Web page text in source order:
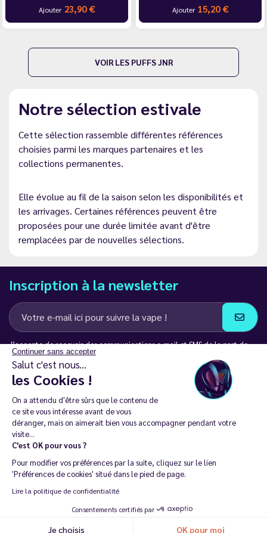
Continuer sans accepter
Salut c'est nous...
les Cookies !
On a attendu d'être sûrs que le contenu de
ce site vous intéresse avant de vous
déranger, mais on aimerait bien vous accompagner pendant votre
visite...
C'est OK pour vous ?
Pour modifier vos préférences par la suite, cliquez sur le lien
'Préférences de cookies' situé dans le pied de page.
Lire la politique de confidentialité
Consentements certifiés par
Je choisis OK pour moi
Ajouter 23,90 € Ajouter 15,20 €
VOIR LES PUFFS JNR
Notre sélection estivale
Cette sélection rassemble différentes références
choisies parmi les marques partenaires et les
collections permanentes.
Elle évolue au fil de la saison selon les disponibilités et
les arrivages. Certaines références peuvent être
proposées pour une durée limitée avant d'être
remplacées par de nouvelles sélections.
Inscription à la newsletter
J’accepte de recevoir des communications e-mail et SMS de la part de
LD Groupe
Restez en contact
La vente de cigarette électronique est interdite chez les moins de
18 ans. 🔞
Copyright © 2014 - 2026 Le Vapoteur Discount - Tous droits
Ne vapotez pas si vous ne fumez pas.